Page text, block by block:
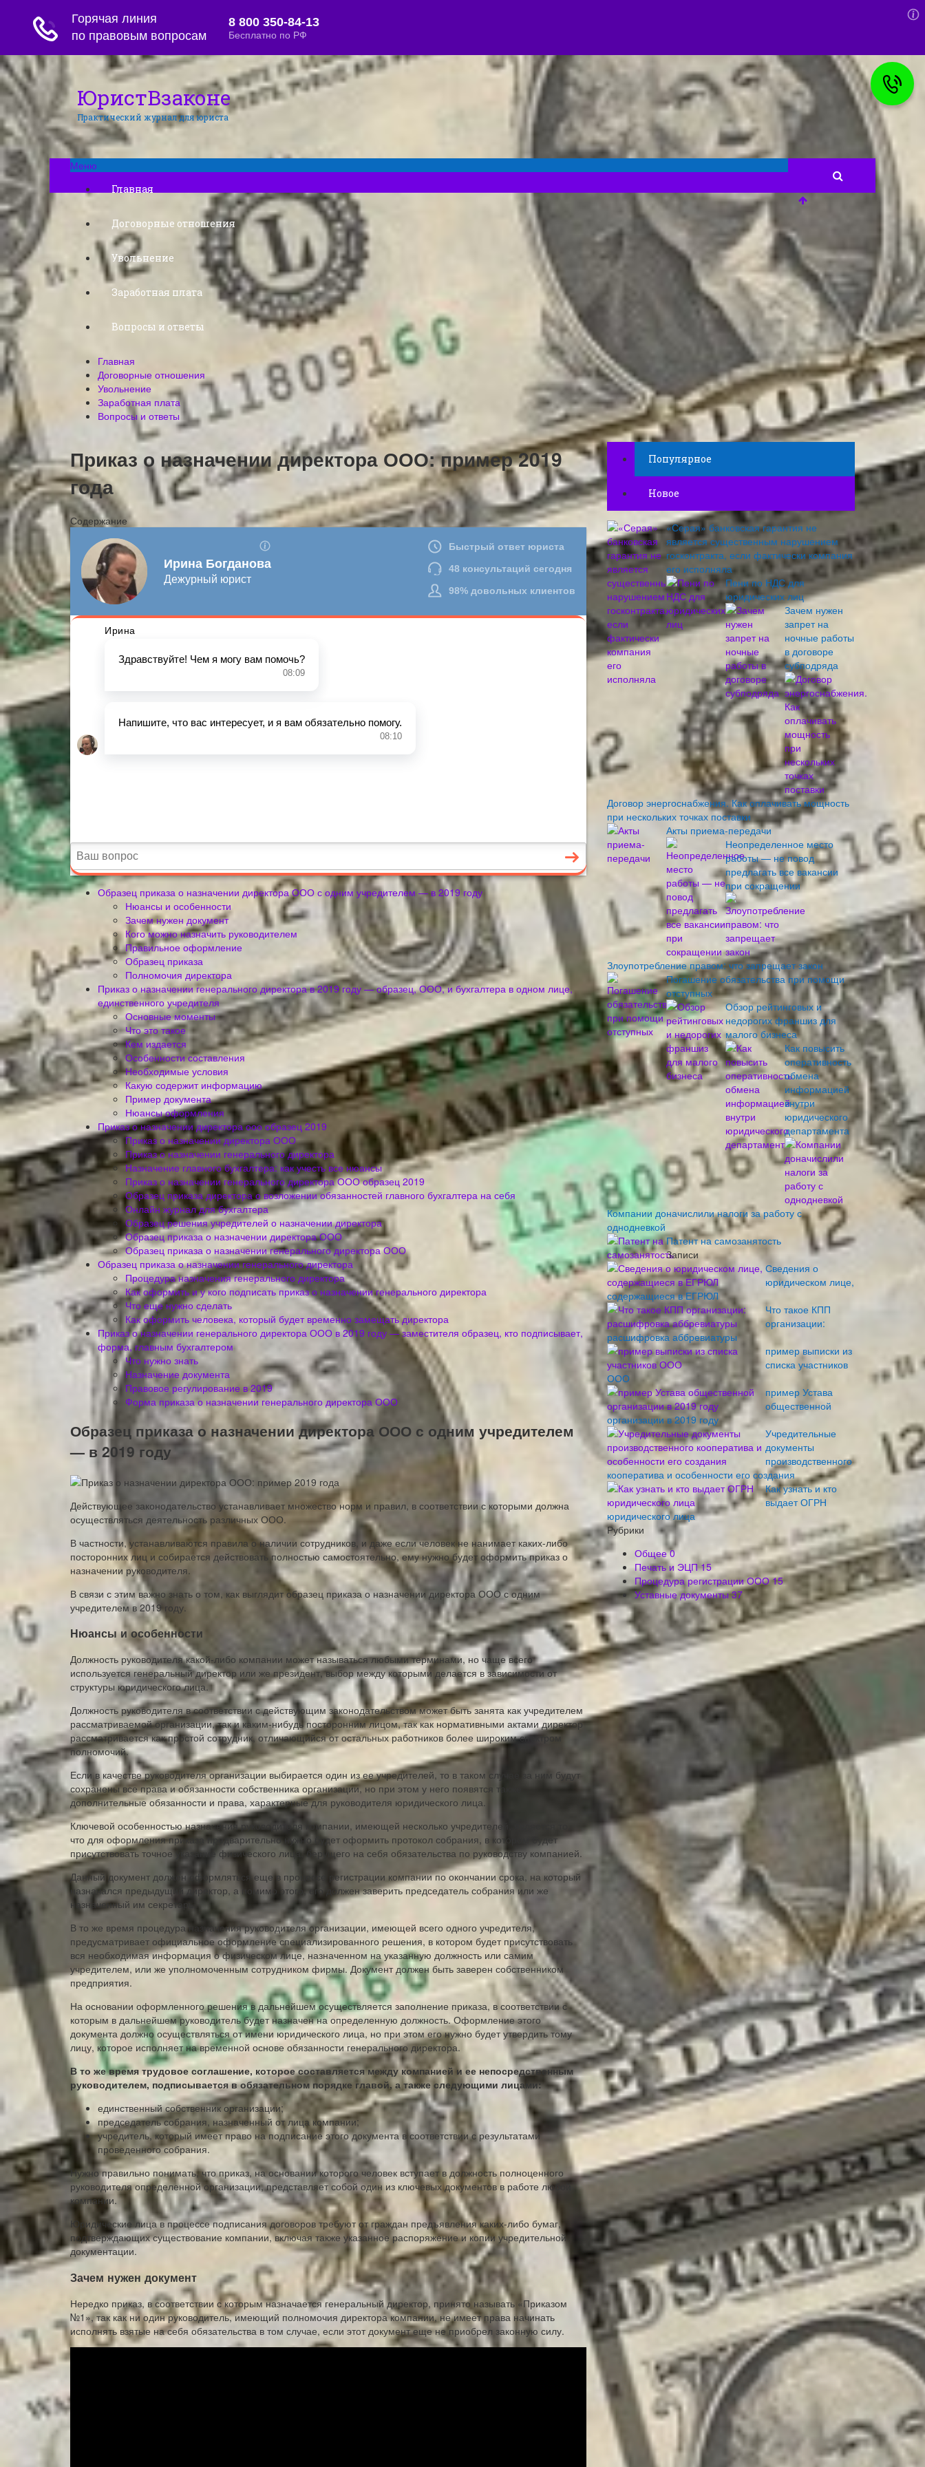
ЮристВзаконе
Практический журнал для юриста
Меню
Главная
Договорные отношения
Увольнение
Заработная плата
Вопросы и ответы
Главная
Договорные отношения
Увольнение
Заработная плата
Вопросы и ответы
Приказ о назначении директора ООО: пример 2019
года
Содержание
Образец приказа о назначении директора ООО с одним учредителем — в 2019 году
Нюансы и особенности
Зачем нужен документ
Кого можно назначить руководителем
Правильное оформление
Образец приказа
Полномочия директора
Приказ о назначении генерального директора в 2019 году — образец, ООО, и бухгалтера в одном лице,
единственного учредителя
Основные моменты
Что это такое
Кем издается
Особенности составления
Необходимые условия
Какую содержит информацию
Пример документа
Нюансы оформления
Приказ о назначении директора ооо образец 2019
Приказ о назначении директора ООО
Приказ о назначении генерального директора
Назначение главного бухгалтера: как учесть все нюансы
Приказ о назначении генерального директора ООО образец 2019
Образец приказа директора о возложении обязанностей главного бухгалтера на себя
Онлайн журнал для бухгалтера
Образец решения учредителей о назначении директора
Образец приказа о назначении директора ООО
Образец приказа о назначении генерального директора ООО
Образец приказа о назначении генерального директора
Процедура назначения генерального директора
Как оформить и у кого подписать приказ о назначении генерального директора
Что еще нужно сделать
Как оформить человека, который будет временно замещать директора
Приказ о назначении генерального директора ООО в 2019 году — заместителя образец, кто подписывает,
форма, главным бухгалтером
Что нужно знать
Назначение документа
Правовое регулирование в 2019
Форма приказа о назначении генерального директора ООО
Образец приказа о назначении директора ООО с одним учредителем
— в 2019 году
Действующее законодательство устанавливает множество норм и правил, в соответствии с которыми должна
осуществляться деятельность различных ООО.
В частности, устанавливаются правила о наличии сотрудников, и даже если человек не нанимает каких-либо
посторонних лиц и собирается действовать полностью самостоятельно, ему нужно будет оформить приказ о
назначении руководителя.
В связи с этим важно знать о том, как выглядит образец приказа о назначении директора ООО с одним
учредителем в 2019 году.
Нюансы и особенности
Должность руководителя какой-либо компании может называться любыми терминами, но чаще всего
используется генеральный директор или же президент, выбор между которыми делается в зависимости от
структуры юридического лица.
Должность руководителя в соответствии с действующим законодательством может быть занята как учредителем
рассматриваемой организации, так и каким-нибудь посторонним лицом, так как нормативными актами директор
рассматривается как простой сотрудник, отличающийся от остальных работников более широким спектром
полномочий.
Если в качестве руководителя организации выбирается один из ее учредителей, то в таком случае за ним будут
сохранены все права и обязанности собственника организации, но при этом у него появятся также
дополнительные обязанности и права, характерные для руководителя юридического лица.
Ключевой особенностью назначения руководителя компании, имеющей несколько учредителей, является то,
что для оформления приказа предварительно нужно будет оформить протокол собрания, в котором будет
присутствовать точное указание физического лица, берущего на себя обязательства по руководству компанией.
Данный документ должен оформляться еще в процессе регистрации компании по окончании срока, на который
назначался предыдущий директор, а помимо этого, его должен заверить председатель собрания или же
назначенный им секретарь.
В то же время процедура назначения руководителя организации, имеющей всего одного учредителя,
предусматривает официальное оформление специализированного решения, в котором будет присутствовать
вся необходимая информация о физическом лице, назначенном на указанную должность или самим
учредителем, или же уполномоченным сотрудником фирмы. Документ должен быть заверен собственником
предприятия.
На основании оформленного решения в дальнейшем осуществляется заполнение приказа, в соответствии с
которым в дальнейшем руководитель будет назначен на определенную должность. Оформление этого
документа должно осуществляться от имени юридического лица, но при этом его нужно будет утвердить тому
лицу, которое исполняет на временной основе обязанности генерального директора.
В то же время трудовое соглашение, которое составляется между компанией и ее непосредственным
руководителем, подписывается в обязательном порядке главой, а также следующими лицами:
единственный собственник организации;
председатель собрания, назначенный от лица компании;
учредитель, который имеет право на подписание этого документа в соответствии с результатами
проведенного собрания.
Нужно правильно понимать, что приказ, на основании которого человек вступает в должность полноценного
руководителя определенной организации, представляет собой один из ключевых документов в работе любой
компании.
Юридические лица в процессе подписания договоров требуют от граждан предъявления каких-либо бумаг,
подтверждающих существование компании, включая также указанное распоряжение и копии учредительной
документации.
Зачем нужен документ
Нередко приказ, в соответствии с которым назначается генеральный директор, принято называть «Приказом
№1», так как ни один руководитель, имеющий полномочия директора компании, не имеет права начинать
исполнять взятые на себя обязательства в том случае, если этот документ еще не приобрел законную силу.
Популярное
Новое
«Серая» банковская гарантия не
является существенным нарушением
госконтракта, если фактически компания
его исполняла
Пени по НДС для
юридических лиц
Зачем нужен
запрет на
ночные работы
в договоре
субподряда
Договор энергоснабжения. Как оплачивать мощность
при нескольких точках поставки
Акты приема-передачи
Неопределенное место
работы — не повод
предлагать все вакансии
при сокращении
Злоупотребление правом: что запрещает закон
Погашение обязательства при помощи
отступных
Обзор рейтинговых и
недорогих франшиз для
малого бизнеса
Как повысить
оперативность
обмена
информацией
внутри
юридического
департамента
Компании доначислили налоги за работу с
однодневкой
Патент на самозанятость
Записи
Сведения о
юридическом лице,
содержащиеся в ЕГРЮЛ
Что такое КПП
организации:
расшифровка аббревиатуры
пример выписки из
списка участников
ООО
пример Устава
общественной
организации в 2019 году
Учредительные
документы
производственного
кооператива и особенности его создания
Как узнать и кто
выдает ОГРН
юридического лица
Рубрики
Общее0
Печать и ЭЦП15
Процедура регистрации ООО15
Уставные документы37